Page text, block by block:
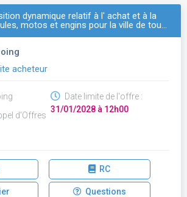
dynamique relatif à l' achat et à la
motos et engins pour la ville de tou…
acheteur
d'Offres
Date limite de l'offre :
31/01/2028 à 12h00
RC
Questions